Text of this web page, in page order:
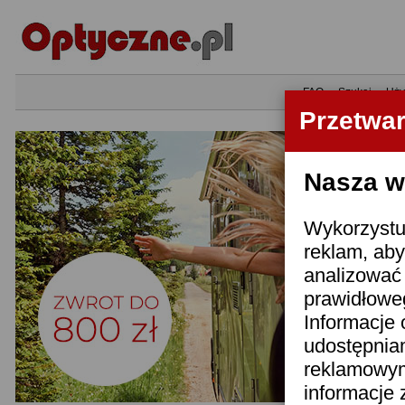
Nasza
reklam,
Informacje
informacje
•FAQ•Szukaj•